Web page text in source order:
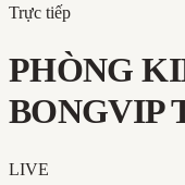
Trực tiếp
PHÒNG
BONGVIP
LIVE